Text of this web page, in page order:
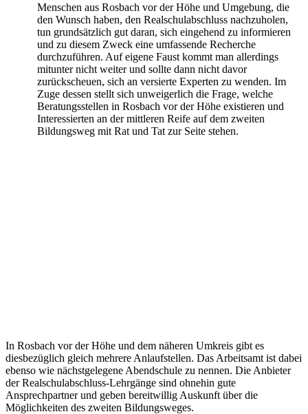
Menschen aus Rosbach vor der Höhe und Umgebung, die
den Wunsch haben, den Realschulabschluss nachzuholen,
tun grundsätzlich gut daran, sich eingehend zu informieren
und zu diesem Zweck eine umfassende Recherche
durchzuführen. Auf eigene Faust kommt man allerdings
mitunter nicht weiter und sollte dann nicht davor
zurückscheuen, sich an versierte Experten zu wenden. Im
Zuge dessen stellt sich unweigerlich die Frage, welche
Beratungsstellen in Rosbach vor der Höhe existieren und
Interessierten an der mittleren Reife auf dem zweiten
Bildungsweg mit Rat und Tat zur Seite stehen.
In Rosbach vor der Höhe und dem näheren Umkreis gibt es
diesbezüglich gleich mehrere Anlaufstellen. Das Arbeitsamt ist dabei
ebenso wie nächstgelegene Abendschule zu nennen. Die Anbieter
der Realschulabschluss-Lehrgänge sind ohnehin gute
Ansprechpartner und geben bereitwillig Auskunft über die
Möglichkeiten des zweiten Bildungsweges.